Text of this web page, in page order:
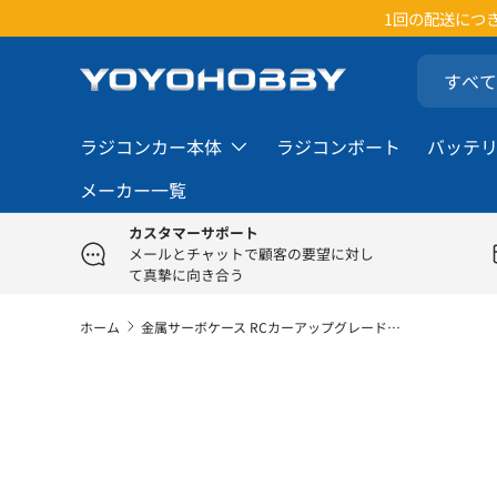
コンテンツへスキップ
楽
検索
商品タイプ
すべて
ラジコンカー本体 ラジコンボート
バッテ
メーカー一覧
カスタマーサポート
メールとチャットで顧客の要望に対し
て真摯に向き合う
ホーム 金属サーボケース RCカーアップグレード改造パーツ MN MODEL /WPL RCカーに対応